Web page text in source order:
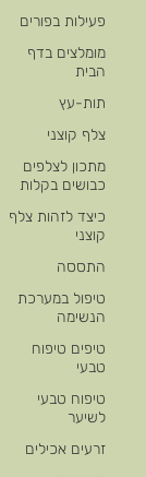
פעילות בפורים
מומלצים בדף
הבית
תות-עץ
צלף קוצני
מתכון לצלפים
כבושים בקלות
כיצד לזהות צלף
קוצני
התססה
טיפול במערכת
הנשימה
טיפים טיפוח
טבעי
טיפוח טבעי
לשיער
זרעים אכילים